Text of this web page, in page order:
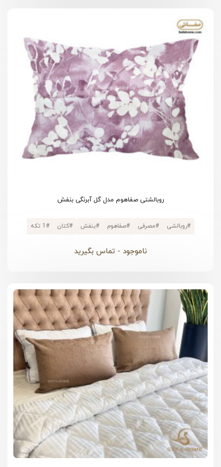
روبالشتی صفاهوم مدل گل آبرنگی بنفش
#روبالشی #مصرفی #صفاهوم #بنفش #کتان #1 تکه
ناموجود - تماس بگیرید